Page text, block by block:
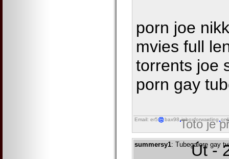
porn joe
mvies full
torrents joe
porn gay
Email: er5 bax98 inboxforwarding
Toto je
summersy1: Tubegalore gay
Út -